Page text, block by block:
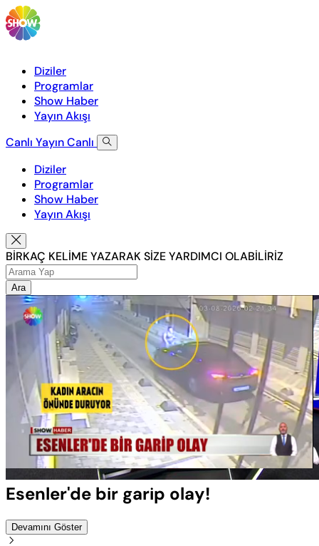
Diziler
Programlar
Show Haber
Yayın Akışı
Canlı YayınCanlı
Diziler
Programlar
Show Haber
Yayın Akışı
BİRKAÇ KELİME YAZARAK SİZE YARDIMCI OLABİLİRİZ
Ara
Sesi
Aç
Yüklendi:
100.00%
Oynatma
Hızı
Esenler'de bir garip olay!
Devamını Göster